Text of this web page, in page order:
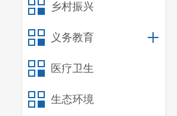
乡村振兴
义务教育
医疗卫生
生态环境